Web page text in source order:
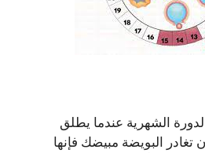
الشهرية عندما يطلق
البويضة مبيضك فإنها